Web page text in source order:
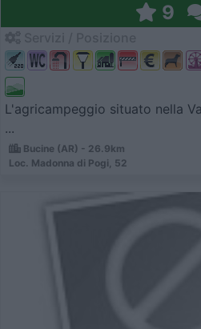
9
L'agricampeggio situato nella
...
Bucine (AR) - 26.9km
Loc. Madonna di Pogi, 52